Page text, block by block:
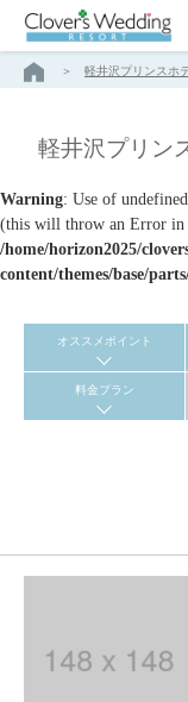
軽井沢プリンスホ
軽井沢プリン
Warning: Use of
(this will throw an Error in
/home/horizon2025/
content/themes/base/
オススメポイント
料金プラン